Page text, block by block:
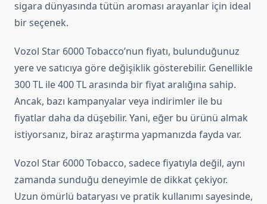
sigara dünyasında tütün aroması arayanlar için ideal
bir seçenek.
Vozol Star 6000 Tobacco’nun fiyatı, bulunduğunuz
yere ve satıcıya göre değişiklik gösterebilir. Genellikle
300 TL ile 400 TL arasında bir fiyat aralığına sahip.
Ancak, bazı kampanyalar veya indirimler ile bu
fiyatlar daha da düşebilir. Yani, eğer bu ürünü almak
istiyorsanız, biraz araştırma yapmanızda fayda var.
Vozol Star 6000 Tobacco, sadece fiyatıyla değil, aynı
zamanda sunduğu deneyimle de dikkat çekiyor.
Uzun ömürlü bataryası ve pratik kullanımı sayesinde,